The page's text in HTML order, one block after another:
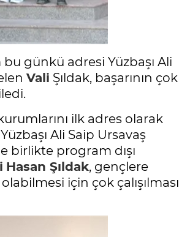
bu günkü adresi Yüzbaşı Ali
Vali Şıldak, başarının çok
ilk adres olarak
Ali Saip Ursavaş
birlikte program dışı
Hasan Şıldak, gençlere
için çok çalışılması